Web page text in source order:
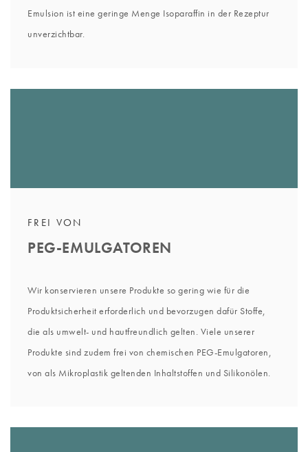
Emulsion ist eine geringe Menge Isoparaffin in der Rezeptur
unverzichtbar.
FREI VON
PEG-EMULGATOREN
Wir konservieren unsere Produkte so gering wie für die
Produktsicherheit erforderlich und bevorzugen dafür Stoffe,
die als umwelt- und hautfreundlich gelten. Viele unserer
Produkte sind zudem frei von chemischen PEG-Emulgatoren,
von als Mikroplastik geltenden Inhaltstoffen und Silikonölen.